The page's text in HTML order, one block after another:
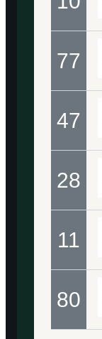
77
47
28
11
80